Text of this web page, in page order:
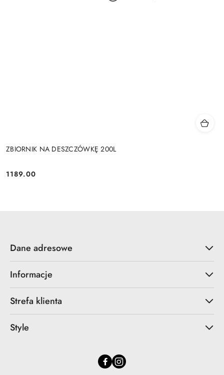
ZBIORNIK NA DESZCZÓWKĘ 200L
Cena:
1189.00
Dane adresowe
Informacje
Strefa klienta
Style